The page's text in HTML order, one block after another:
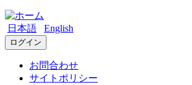
日本語 English
ログイン
お問合わせ
サイトポリシー